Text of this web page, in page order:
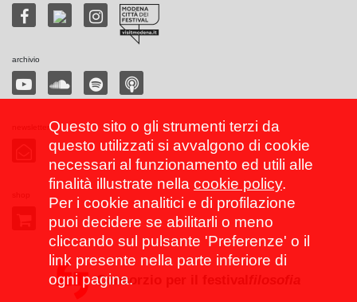
archivio
Consorzio per il festival
Questo sito o gli strumenti terzi da
questo utilizzati si avvalgono di cookie
necessari al funzionamento ed utili alle
finalità illustrate nella cookie policy.
Per i cookie analitici e di profilazione
puoi decidere se abilitarli o meno
cliccando sul pulsante 'Preferenze' o il
link presente nella parte inferiore di
ogni pagina.